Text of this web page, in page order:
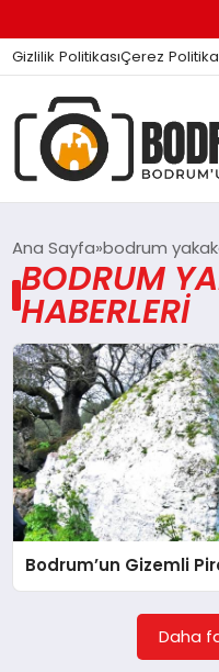
Gizlilik PolitikasıÇerez
BODRUM BODRUM
SIYASET
MAGAZIN
KÖŞE YAZILARI
Ana Sayfa bodrum
BODRUM
HABERLERI
Bodrum’un Gizemli
Daha